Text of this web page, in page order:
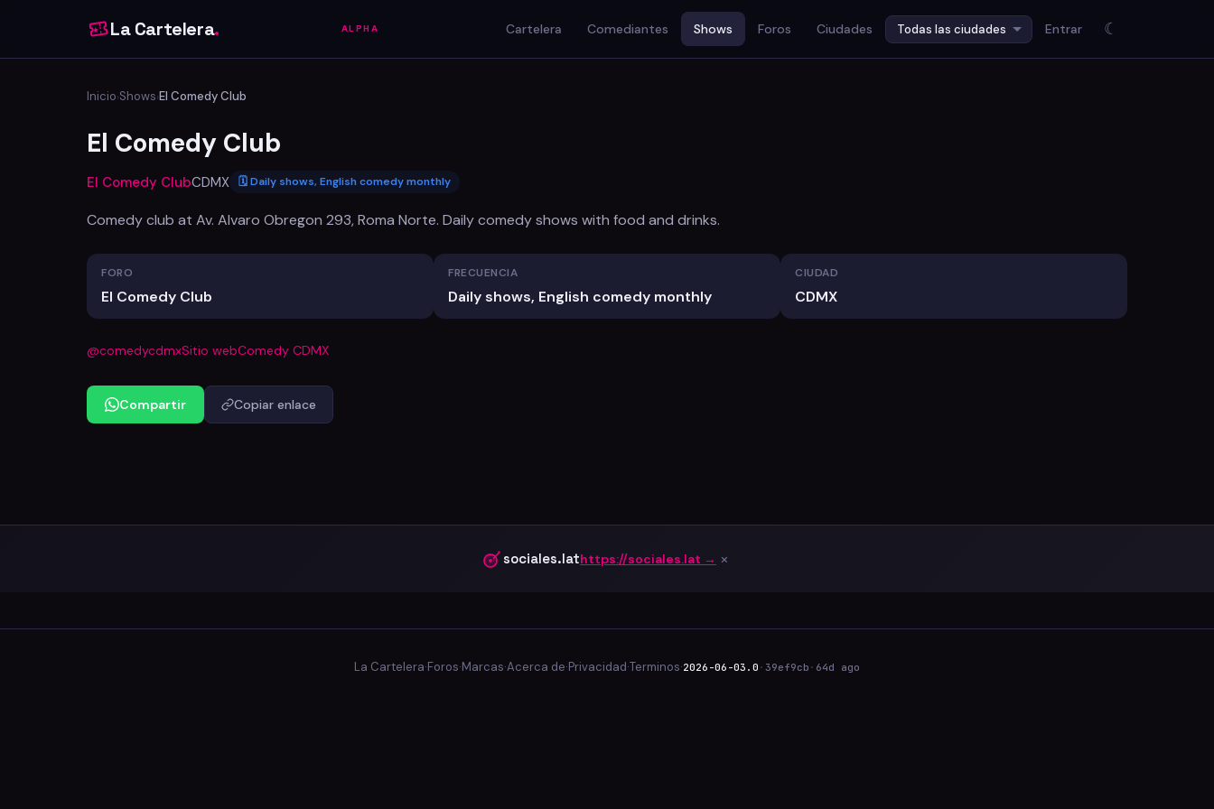
La Cartelera. ALPHA Cartelera Comediantes Shows Foros Ciudades Entrar ☾
Inicio›Shows›El Comedy Club
El Comedy Club
El Comedy ClubCDMX 🗓 Daily shows, English comedy monthly
Comedy club at Av. Alvaro Obregon 293, Roma Norte. Daily comedy shows with food and drinks.
FORO
El Comedy Club
FRECUENCIA
Daily shows, English comedy monthly
CIUDAD
CDMX
@comedycdmxSitio webComedy CDMX
Compartir Copiar enlace
sociales.lathttps://sociales.lat → ×
La Cartelera·Foros·Marcas·Acerca de·Privacidad·Terminos·2026-06-03.0 · 39ef9cb · 64d ago